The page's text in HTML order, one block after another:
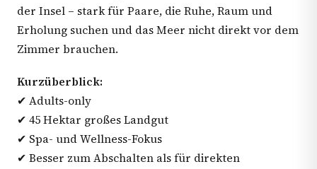
der Insel – stark für Paare, die Ruhe, Raum und
Erholung suchen und das Meer nicht direkt vor dem
Zimmer brauchen.
Kurzüberblick:
✔ Adults-only
✔ 45 Hektar großes Landgut
✔ Spa- und Wellness-Fokus
✔ Besser zum Abschalten als für direkten